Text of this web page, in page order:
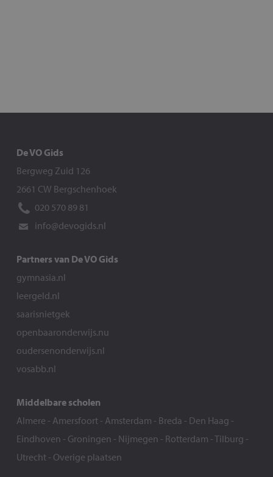
De VO Gids
Bergweg Zuid 126
2661 CW Bergschenhoek
020 570 89 81
info@devogids.nl
Partners van De VO Gids
gymnasia.nl
leergeld.nl
saarisnietgek
openbaaronderwijs.nu
oudersenonderwijs.nl
vosabb.nl
Middelbare scholen
Almere - Amersfoort- Amsterdam - Breda - Den Haag -
Eindhoven - Groningen - Nijmegen - Rotterdam -Tilburg -
Utrecht- Overige plaatsen